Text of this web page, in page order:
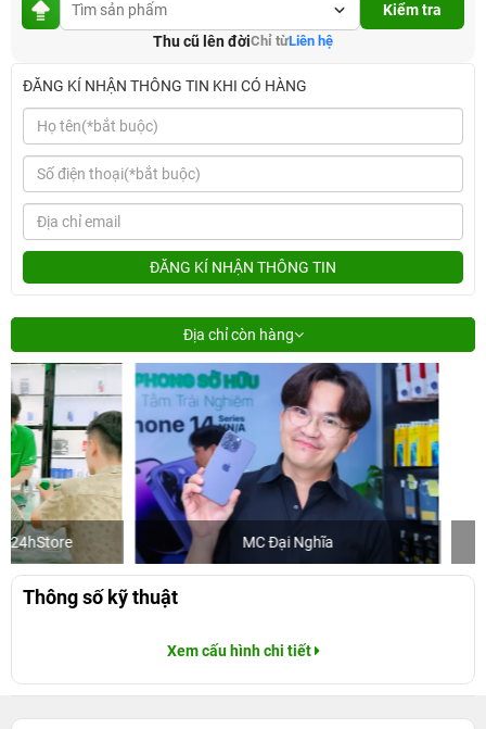
Kiểm tra
Thu cũ lên đờiChỉ từLiên hệ
ĐĂNG KÍ NHẬN THÔNG TIN KHI CÓ HÀNG
ĐĂNG KÍ NHẬN THÔNG TIN
Địa chỉ còn hàng
MC Đại Nghĩa Khách
Thông số kỹ thuật
Xem cấu hình chi tiết